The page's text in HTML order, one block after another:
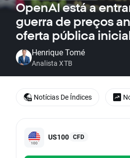
OpenAI está a
guerra de preços
oferta pública
Henrique Tomé
Analista XTB
US100 CFD
Notícias De Índices